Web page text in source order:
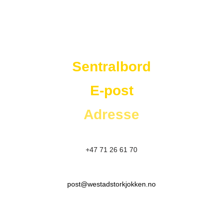
Sentralbord
E-post
Adresse
+47 71 26 61 70
post@westadstorkjokken.no